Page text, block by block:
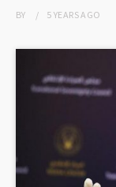
BY 5 YEARSAGO